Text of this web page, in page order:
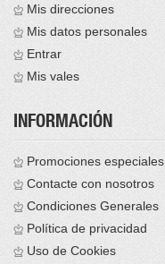
Mis direcciones
Mis datos personales
Entrar
Mis vales
INFORMACIÓN
Promociones especiales
Contacte con nosotros
Condiciones Generales
Política de privacidad
Uso de Cookies